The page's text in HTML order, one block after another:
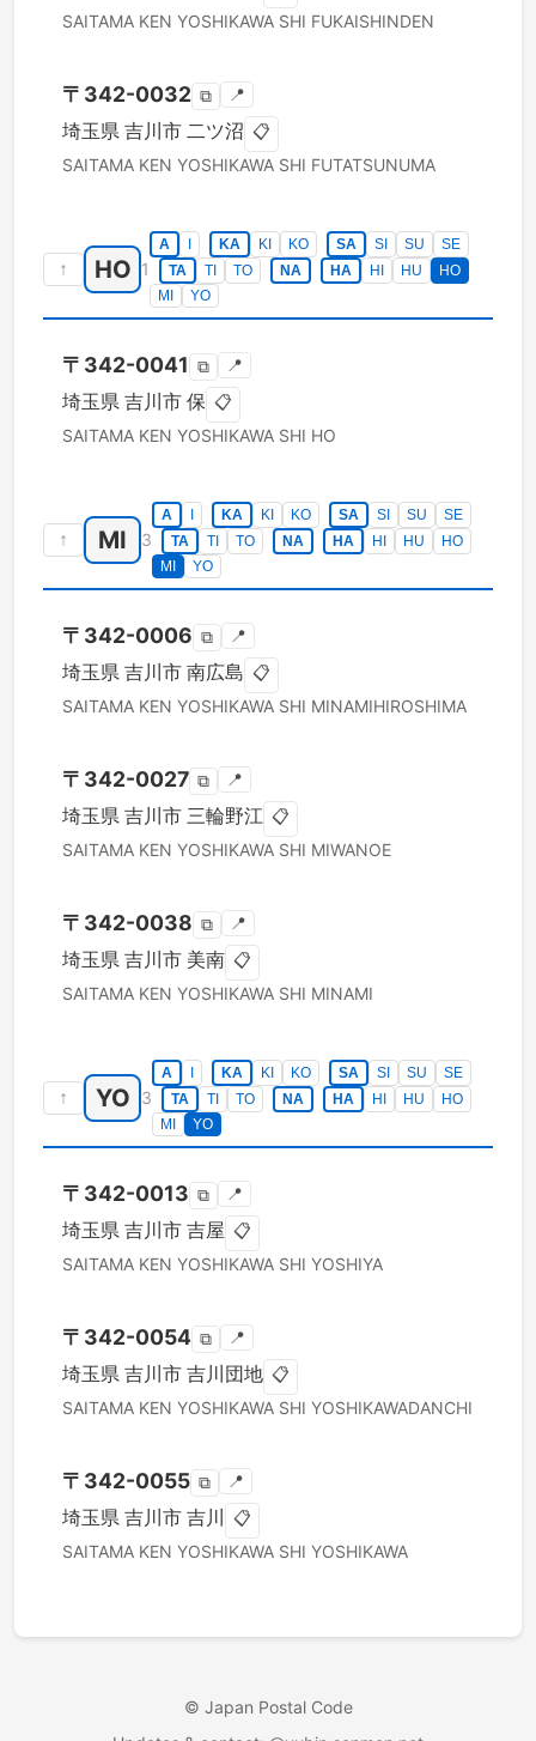
SAITAMA KEN YOSHIKAWA SHI FUKAISHINDEN
〒 342-0032 ⧉ 📍
埼玉県 吉川市 二ツ沼 📋
SAITAMA KEN YOSHIKAWA SHI FUTATSUNUMA
↑ HO 1
A KA KI KO SA SI SU
SE
TA
TI TO NA HA HI HU
HO
MI
YO
〒 342-0041 ⧉ 📍
埼玉県 吉川市 保 📋
SAITAMA KEN YOSHIKAWA SHI HO
↑ MI 3
A KA KI KO SA SI SU
SE
TA
TI TO NA HA HI HU
HO
MI
YO
〒 342-0006 ⧉ 📍
埼玉県 吉川市 南広島 📋
SAITAMA KEN YOSHIKAWA SHI MINAMIHIROSHIMA
〒 342-0027 ⧉ 📍
埼玉県 吉川市 三輪野江 📋
SAITAMA KEN YOSHIKAWA SHI MIWANOE
〒 342-0038 ⧉ 📍
埼玉県 吉川市 美南 📋
SAITAMA KEN YOSHIKAWA SHI MINAMI
↑ YO 3
A KA KI KO SA SI SU
SE
TA
TI TO NA HA HI HU
HO
MI
YO
〒 342-0013 ⧉ 📍
埼玉県 吉川市 吉屋 📋
SAITAMA KEN YOSHIKAWA SHI YOSHIYA
〒 342-0054 ⧉ 📍
埼玉県 吉川市 吉川団地 📋
SAITAMA KEN YOSHIKAWA SHI YOSHIKAWADANCHI
〒 342-0055 ⧉ 📍
埼玉県 吉川市 吉川 📋
SAITAMA KEN YOSHIKAWA SHI YOSHIKAWA
© Japan Postal Code